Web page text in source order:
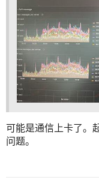
可能是通信上卡了。
问题。